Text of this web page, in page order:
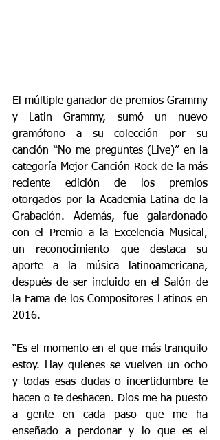
El múltiple ganador de premios Grammy
y Latin Grammy, sumó un nuevo
gramófono a su colección por su
canción “No me preguntes (Live)” en la
categoría Mejor Canción Rock de la más
reciente edición de los premios
otorgados por la Academia Latina de la
Grabación. Además, fue galardonado
con el Premio a la Excelencia Musical,
un reconocimiento que destaca su
aporte a la música latinoamericana,
después de ser incluido en el Salón de
la Fama de los Compositores Latinos en
2016.
“Es el momento en el que más tranquilo
estoy. Hay quienes se vuelven un ocho
y todas esas dudas o incertidumbre te
hacen o te deshacen. Dios me ha puesto
a gente en cada paso que me ha
enseñado a perdonar y lo que es el